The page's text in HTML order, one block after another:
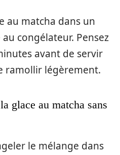
au matcha dans un
congélateur. Pensez
avant de servir
ramollir légèrement.
glace au matcha sans
le mélange dans